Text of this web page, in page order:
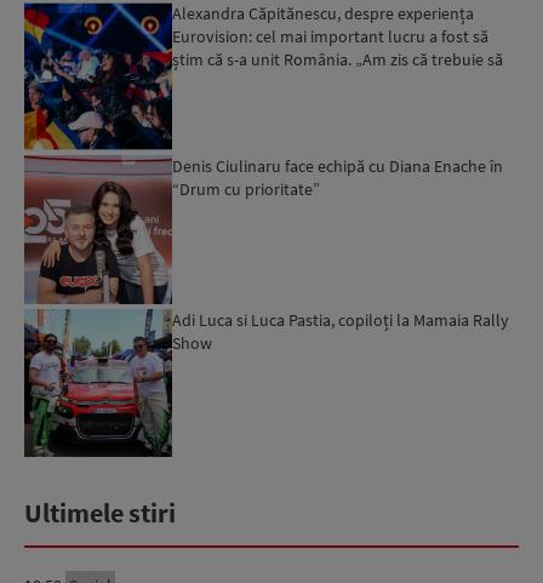
Alexandra Căpitănescu, despre experiența
Eurovision: cel mai important lucru a fost să
știm că s-a unit România. „Am zis că trebuie să
Denis Ciulinaru face echipă cu Diana Enache în
“Drum cu prioritate”
Adi Luca si Luca Pastia, copiloți la Mamaia Rally
Show
Ultimele stiri